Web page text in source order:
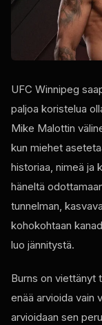
UFC Winnipeg
paljoa koristelua
Mike Malottin
kun miehet
historiaa, nimeä ja
häneltä
tunnelman,
kohokohtaan
luo jännitystä.
Burns on viettänyt
enää arvioida vain
arvioidaan sen